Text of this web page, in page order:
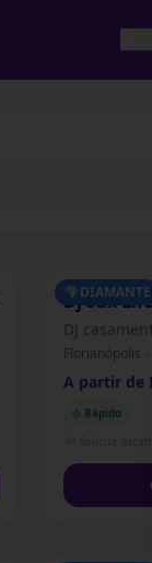
💎DIAMANTE
Dj Sax Life
DJ
Florianópolis
A partir de
Rápido